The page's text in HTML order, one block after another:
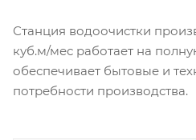
Станция водоочистки
куб.м/мес работает на
обеспечивает бытовые и
потребности производства.